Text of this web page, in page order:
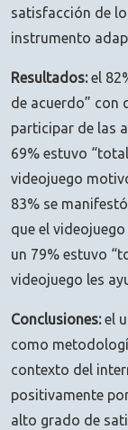
satisfacción de
instrumento
Resultados:el
de acuerdo” con
participar de las
69% estuvo
videojuego
83% se
que el
un 79% estuvo
videojuego les
Conclusiones:el
como
contexto del
positivamente
alto grado de